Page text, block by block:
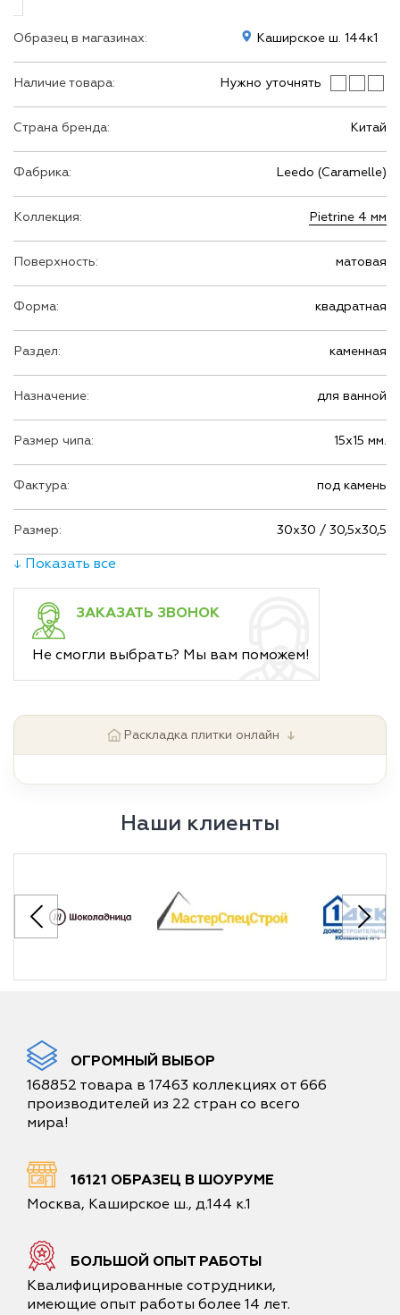
Образец в магазинах: Каширское ш. 144к1
Наличие товара: Нужно уточнять
Страна бренда: Китай
Фабрика: Leedo (Caramelle)
Коллекция: Pietrine 4 мм
Поверхность: матовая
Форма: квадратная
Раздел: каменная
Назначение: для ванной
Размер чипа: 15х15 мм.
Фактура: под камень
Размер: 30х30 / 30,5х30,5
↓ Показать все
ЗАКАЗАТЬ ЗВОНОК
Не смогли выбрать? Мы вам поможем!
Раскладка плитки онлайн ↓
Наши клиенты
ОГРОМНЫЙ ВЫБОР
168852 товара в 17463 коллекциях от 666
производителей из 22 стран со всего
мира!
16121 ОБРАЗЕЦ В ШОУРУМЕ
Москва, Каширское ш., д.144 к.1
БОЛЬШОЙ ОПЫТ РАБОТЫ
Квалифицированные сотрудники,
имеющие опыт работы более 14 лет.